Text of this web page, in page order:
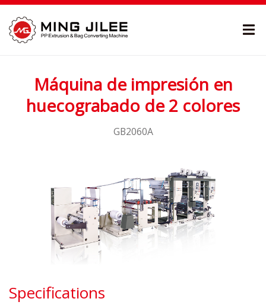
Máquina de impresión en
huecograbado de 2 colores
GB2060A
Specifications